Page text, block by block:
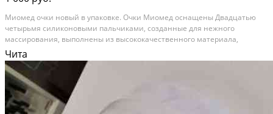
Миомед очки новый в упаковке. Очки Миомед оснащены Двадцатью
четырьмя силиконовыми пальчиками, созданные для нежного
массирования, выполнены из высококачественного материала,
который не вызывает аллергии. Работают от 2 батареек. Состояние:
новое.
Чита